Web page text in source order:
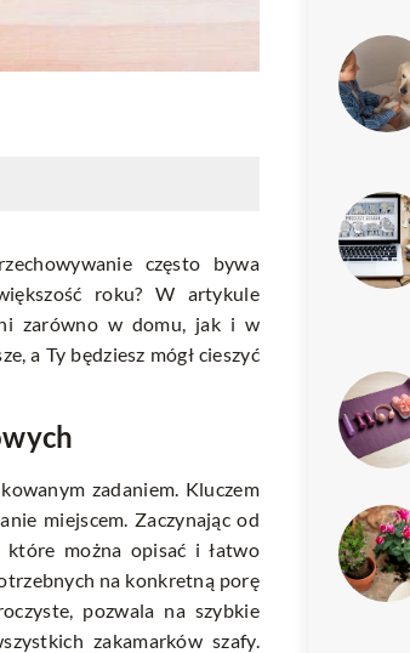
często bywa
roku? W artykule
zarówno w domu, jak i w
a Ty będziesz mógł cieszyć
zadaniem. Kluczem
miejscem. Zaczynając od
które można opisać i łatwo
na konkretną porę
pozwala na szybkie
zakamarków szafy.